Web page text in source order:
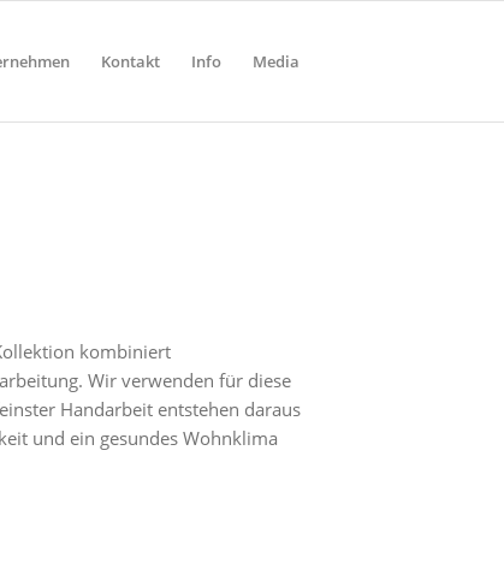
Kontakt Info Media
kombiniert
Wir verwenden für diese
Handarbeit entstehen daraus
und ein gesundes Wohnklima